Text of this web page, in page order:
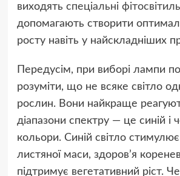
виходять спеціальні
допомагають створити
росту навіть у найскладніших
Передусім, при виборі лампи
розуміти, що не всяке світло
рослин. Вони найкраще
діапазони спектру — це синій і
кольори. Синій світло
листяної маси, здоров’я
підтримує вегетативний ріст.